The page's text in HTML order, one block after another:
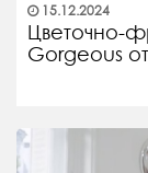
15.12.2024
Цветочно-
Gorgeous